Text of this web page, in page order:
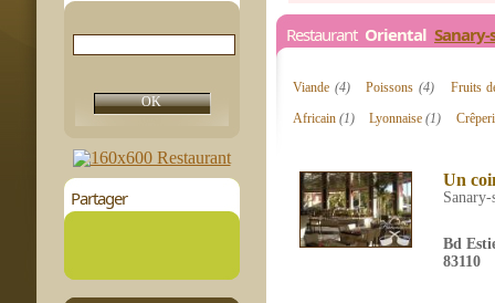
Partager
Restaurant Oriental
Viande (4) Poissons (4)
Fruits
Africain (1) Lyonnaise(1)
Un
Bd
83110